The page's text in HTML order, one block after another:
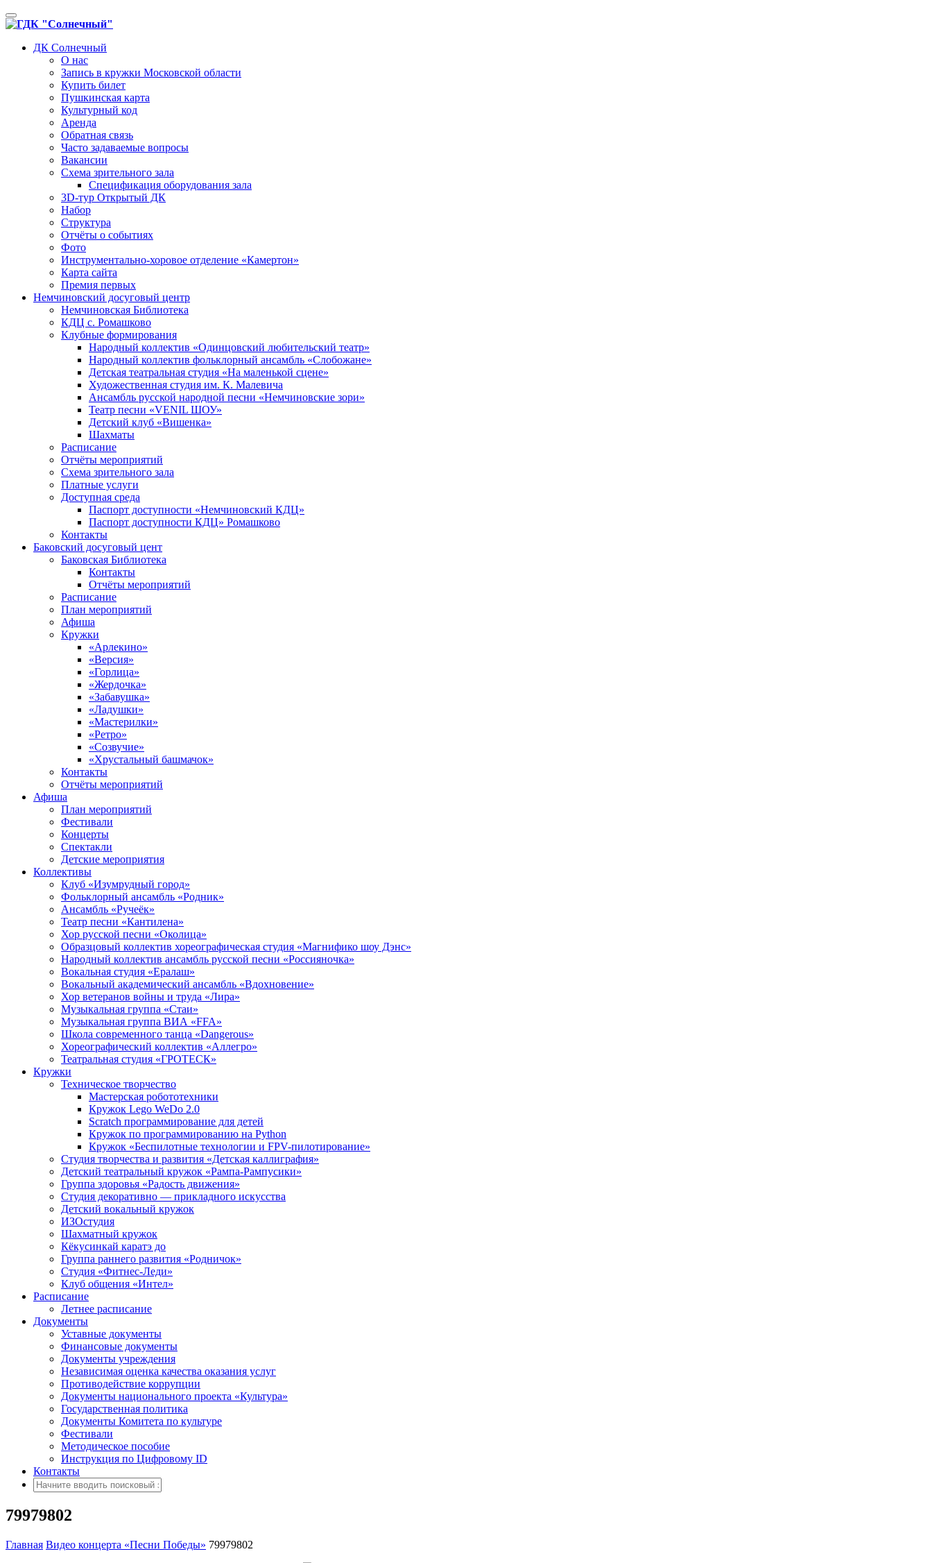
Toggle
navigation
ДК Солнечный
О нас
Запись в кружки Московской области
Купить билет
Пушкинская карта
Культурный код
Аренда
Обратная связь
Часто задаваемые вопросы
Вакансии
Схема зрительного зала
Спецификация оборудования зала
3D-тур Открытый ДК
Набор
Структура
Отчёты о событиях
Фото
Инструментально-хоровое отделение «Камертон»
Карта сайта
Премия первых
Немчиновский досуговый центр
Немчиновская Библиотека
КДЦ с. Ромашково
Клубные формирования
Народный коллектив «Одинцовский любительский театр»
Народный коллектив фольклорный ансамбль «Слобожане»
Детская театральная студия «На маленькой сцене»
Художественная студия им. К. Малевича
Ансамбль русской народной песни «Немчиновские зори»
Театр песни «VENIL ШОУ»
Детский клуб «Вишенка»
Шахматы
Расписание
Отчёты мероприятий
Схема зрительного зала
Платные услуги
Доступная среда
Паспорт доступности «Немчиновский КДЦ»
Паспорт доступности КДЦ» Ромашково
Контакты
Баковский досуговый цент
Баковская Библиотека
Контакты
Отчёты мероприятий
Расписание
План мероприятий
Афиша
Кружки
«Арлекино»
«Версия»
«Горлица»
«Жердочка»
«Забавушка»
«Ладушки»
«Мастерилки»
«Ретро»
«Созвучие»
«Хрустальный башмачок»
Контакты
Отчёты мероприятий
Афиша
План мероприятий
Фестивали
Концерты
Спектакли
Детские мероприятия
Коллективы
Клуб «Изумрудный город»
Фольклорный ансамбль «Родник»
Ансамбль «Ручеёк»
Театр песни «Кантилена»
Хор русской песни «Околица»
Образцовый коллектив хореографическая студия «Магнифико шоу Дэнс»
Народный коллектив ансамбль русской песни «Россияночка»
Вокальная студия «Ералаш»
Вокальный академический ансамбль «Вдохновение»
Хор ветеранов войны и труда «Лира»
Музыкальная группа «Стаи»
Музыкальная группа ВИА «FFA»
Школа современного танца «Dangerous»
Хореографический коллектив «Аллегро»
Театральная студия «ГРОТЕСК»
Кружки
Техническое творчество
Мастерская робототехники
Кружок Lego WeDo 2.0
Scratch программирование для детей
Кружок по программированию на Python
Кружок «Беспилотные технологии и FPV-пилотирование»
Студия творчества и развития «Детская каллиграфия»
Детский театральный кружок «Рампа-Рампусики»
Группа здоровья «Радость движения»
Студия декоративно — прикладного искусства
Детский вокальный кружок
ИЗОстудия
Шахматный кружок
Кёкусинкай каратэ до
Группа раннего развития «Родничок»
Cтудия «Фитнес-Леди»
Клуб общения «Интел»
Расписание
Летнее расписание
Документы
Уставные документы
Финансовые документы
Документы учреждения
Независимая оценка качества оказания услуг
Противодействие коррупции
Документы национального проекта «Культура»
Государственная политика
Документы Комитета по культуре
Фестивали
Методическое пособие
Инструкция по Цифровому ID
Контакты
79979802
Главная Видео концерта «Песни Победы» 79979802